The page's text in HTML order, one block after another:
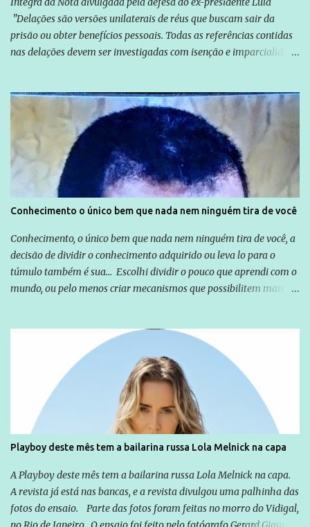
"Delações são versões unilaterais de réus que buscam sair da
prisão ou obter benefícios pessoais. Todas as referências contidas
nas delações devem ser investigadas com isenção e imparcialidade
Globo manteve com o Grupo Odebrecht, citada na delação de
Emílio Odebrecht. Lula sempre atuou para promover o Brasil no
exterior, e não para promover determinadas empresas ou
empresários" Assina a nota o advogado Cristiano Zanin Martins
Conhecimento o único bem que nada nem ninguém tira de você
Conhecimento, o único bem que nada nem ninguém tira de você, a
decisão de dividir o conhecimento adquirido ou leva lo para o
túmulo também é sua... Escolhi dividir o pouco que aprendi com o
mundo, ou pelo menos criar mecanismos que possibilitem mais e
empreendedor da comunicação, que além de informação
cotidiana, corriqueira e cada vez mais preocupantes, do tipo que
você já esta acostumado a ver neste espaço, vou trabalhar a ideia
que possibilite distribuir não só informações, mas que gere de
forma consistente a riqueza do conhecimento... Exemplo: o
cidadão brasileiro não precisa só ser informado sobre operações
da Lava Jato, Reformas que podem retirar ou não direitos, ou
quem vai ser preso ou não; é preciso levar até as pessoas, do mais
simples ao mais burguês, o que diz a nossa Constituição, quais são
seus direitos e deveres em ...
Playboy deste mês tem a bailarina russa Lola Melnick na capa
A Playboy deste mês tem a bailarina russa Lola Melnick na capa.
A revista já está nas bancas, e a revista divulgou uma palhinha das
fotos do ensaio. Parte das fotos foram feitas no morro do Vidigal,